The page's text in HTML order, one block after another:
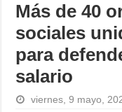
Más de 40
sociales
para
salario
viernes, 9 mayo,